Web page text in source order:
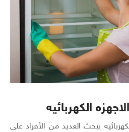
الكهربائيه
يبحث العديد من الأفراد على